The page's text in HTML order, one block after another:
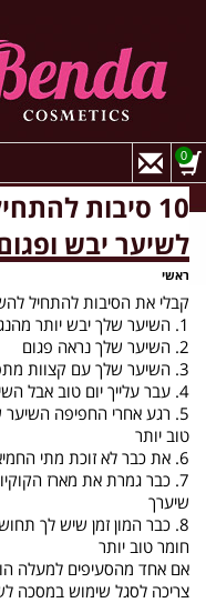
0
10 סיבות
לשיער יבש
ראשי
קבלי את הסיבות להתחיל
1. השיער שלך יבש יותר מהנגב
2. השיער שלך נראה פגום
3. השיער שלך עם קצוות מתפצלות שמזכירות יותר ליפה מאשר שיער
4. עבר עלייך יום טוב אבל השיער שלך משדר כל יום – יום רע
5. רגע אחרי החפיפה
טוב יותר
6. את כבר לא זוכת מתי החמיאו לך על השיער המיוחד שלך
7. כבר גמרת את מארז
שיערך
8. כבר המון זמן שיש לך
חומר טוב יותר
אם אחד מהסעיפים למעלה
צריכה לסגל שימוש במסכה